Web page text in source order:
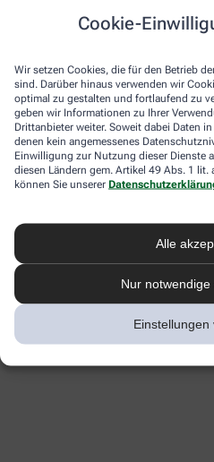
Cookie-
Wir setzen Cookies, die für den Betrieb
sind. Darüber hinaus verwenden wir
optimal zu gestalten und fortlaufend zu
geben wir Informationen zu Ihrer
Drittanbieter weiter. Soweit dabei Daten
denen kein angemessenes
Einwilligung zur Nutzung dieser Dienste
diesen Ländern gem. Artikel 49 Abs. 1 lit.
können Sie unserer
Alle
Nur
Einstellungen